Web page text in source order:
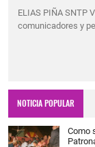
ELIAS PIÑA SNTP
comunicadores y
NOTICIA POPULAR
Como